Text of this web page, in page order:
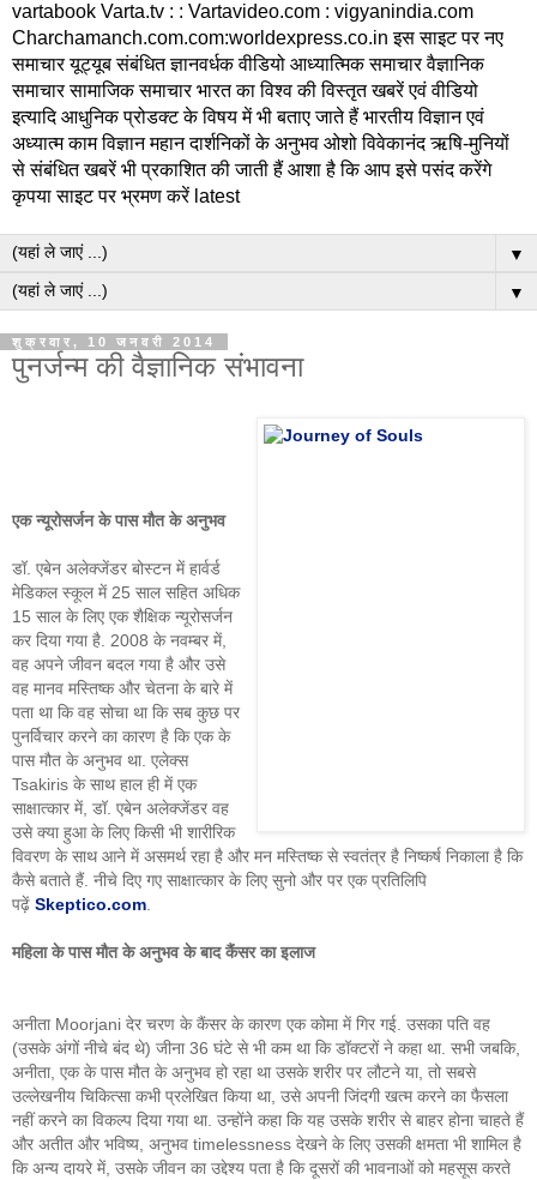
vartabook Varta.tv : : Vartavideo.com : vigyanindia.com
Charchamanch.com.com:worldexpress.co.in इस साइट पर नए
समाचार यूट्यूब संबंधित ज्ञानवर्धक वीडियो आध्यात्मिक समाचार वैज्ञानिक
समाचार सामाजिक समाचार भारत का विश्व की विस्तृत खबरें एवं वीडियो
इत्यादि आधुनिक प्रोडक्ट के विषय में भी बताए जाते हैं भारतीय विज्ञान एवं
अध्यात्म काम विज्ञान महान दार्शनिकों के अनुभव ओशो विवेकानंद ऋषि-मुनियों
से संबंधित खबरें भी प्रकाशित की जाती हैं आशा है कि आप इसे पसंद करेंगे
कृपया साइट पर भ्रमण करें latest
▼
▼
शुक्रवार, 10 जनवरी 2014
पुनर्जन्म की वैज्ञानिक संभावना
एक न्यूरोसर्जन के पास मौत के अनुभव
डॉ. एबेन अलेक्जेंडर बोस्टन में हार्वर्ड
मेडिकल स्कूल में 25 साल सहित अधिक
15 साल के लिए एक शैक्षिक न्यूरोसर्जन
कर दिया गया है. 2008 के नवम्बर में,
वह अपने जीवन बदल गया है और उसे
वह मानव मस्तिष्क और चेतना के बारे में
पता था कि वह सोचा था कि सब कुछ पर
पुनर्विचार करने का कारण है कि एक के
पास मौत के अनुभव था. एलेक्स
Tsakiris के साथ हाल ही में एक
साक्षात्कार में, डॉ. एबेन अलेक्जेंडर वह
उसे क्या हुआ के लिए किसी भी शारीरिक
विवरण के साथ आने में असमर्थ रहा है और मन मस्तिष्क से स्वतंत्र है निष्कर्ष निकाला है कि
कैसे बताते हैं. नीचे दिए गए साक्षात्कार के लिए सुनो और पर एक प्रतिलिपि
पढ़ें Skeptico.com
महिला के पास मौत के अनुभव के बाद कैंसर का इलाज
अनीता Moorjani देर चरण के कैंसर के कारण एक कोमा में गिर गई. उसका पति वह
(उसके अंगों नीचे बंद थे) जीना 36 घंटे से भी कम था कि डॉक्टरों ने कहा था. सभी जबकि,
अनीता, एक के पास मौत के अनुभव हो रहा था उसके शरीर पर लौटने या, तो सबसे
उल्लेखनीय चिकित्सा कभी प्रलेखित किया था, उसे अपनी जिंदगी खत्म करने का फैसला
नहीं करने का विकल्प दिया गया था. उन्होंने कहा कि यह उसके शरीर से बाहर होना चाहते हैं
और अतीत और भविष्य, अनुभव timelessness देखने के लिए उसकी क्षमता भी शामिल है
कि अन्य दायरे में, उसके जीवन का उद्देश्य पता है कि दूसरों की भावनाओं को महसूस करते